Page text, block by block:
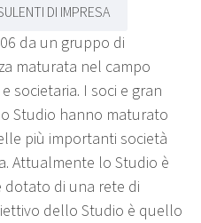
DI IMPRESA
da un gruppo di
maturata nel campo
societaria. I soci e gran
Studio hanno maturato
più importanti società
Attualmente lo Studio è
di una rete di
dello Studio è quello